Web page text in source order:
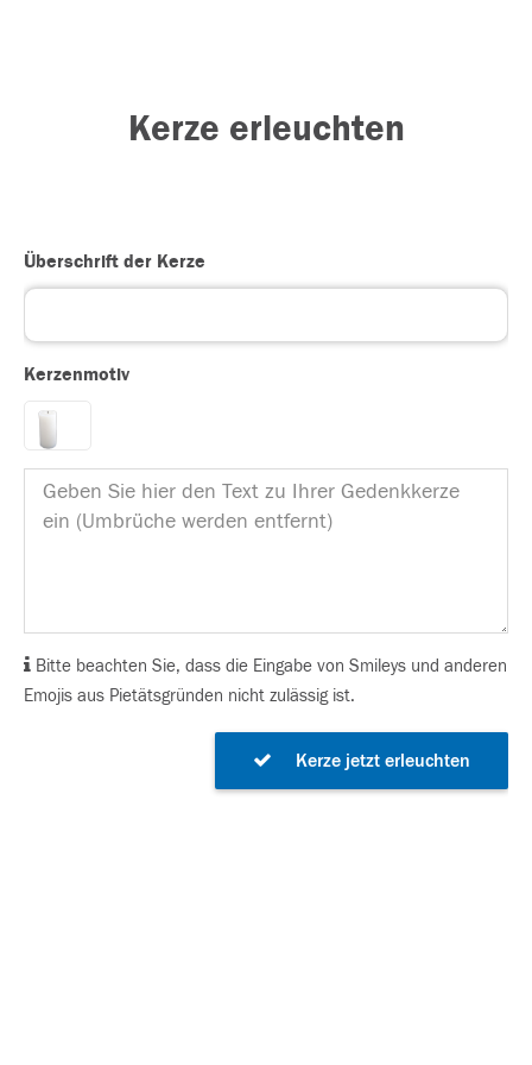
Kerze erleuchten
Überschrift der Kerze
Kerzenmotiv
Bitte beachten Sie, dass die Eingabe von Smileys und anderen
Emojis aus Pietätsgründen nicht zulässig ist.
Kerze jetzt erleuchten